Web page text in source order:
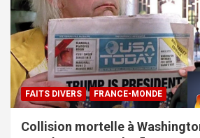
FAITS DIVERS FRANCE-MONDE
Collision mortelle à